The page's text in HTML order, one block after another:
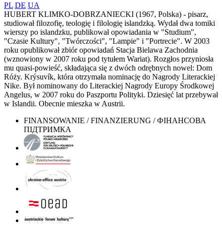
PL DE UA
HUBERT KLIMKO-DOBRZANIECKI (1967, Polska) - pisarz,
studiował filozofię, teologię i filologię islandzką. Wydał dwa tomiki
wierszy po islandzku, publikował opowiadania w "Studium",
"Czasie Kultury", "Twórczości", "Lampie" i "Portrecie". W 2003
roku opublikował zbiór opowiadań Stacja Bielawa Zachodnia
(wznowiony w 2007 roku pod tytułem Wariat). Rozgłos przyniosła
mu quasi-powieść, składająca się z dwóch odrębnych nowel: Dom
Róży. Krýsuvík, która otrzymała nominację do Nagrody Literackiej
Nike. Był nominowany do Literackiej Nagrody Europy Środkowej
Angelus, w 2007 roku do Paszportu Polityki. Dziesięć lat przebywał
w Islandii. Obecnie mieszka w Austrii.
FINANSOWANIE / FINANZIERUNG / ФІНАНСОВА
ПІДТРИМКА